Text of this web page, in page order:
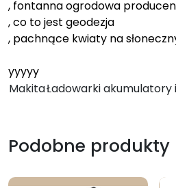
, fontanna ogrodowa
, co to jest geodezja
, pachnące kwiaty na
yyyyy
MakitaŁadowarki akumulatory
Podobne produkty